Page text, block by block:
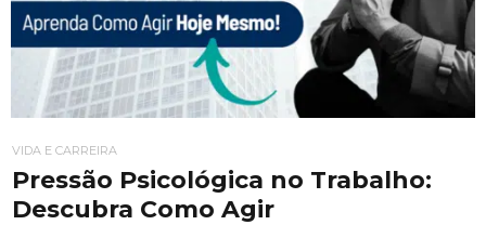
VIDA E CARREIRA
Pressão Psicológica no Trabalho:
Descubra Como Agir